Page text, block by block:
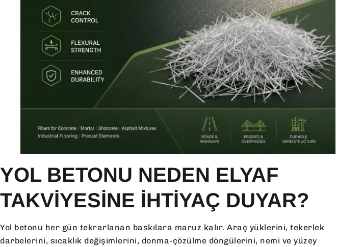
YOL BETONU NEDEN ELYAF
TAKVIYESINE İHTIYAÇ DUYAR?
Yol betonu her gün tekrarlanan baskılara maruz kalır. Araç yüklerini, tekerlek
darbelerini, sıcaklık değişimlerini, donma-çözülme döngülerini, nemi ve yüzey